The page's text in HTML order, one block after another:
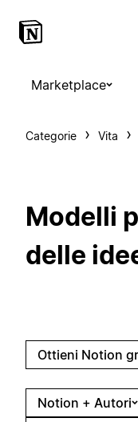
Marketplace
Categorie Vita
Modelli
delle
Ottieni Notion
Notion + Autori